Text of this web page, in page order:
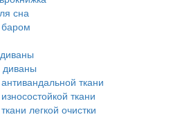
сна
диваны
ткани
ткани
легкой очистки